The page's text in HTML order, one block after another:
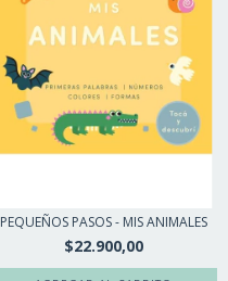
PEQUEÑOS PASOS - MIS ANIMALES
$22.900,00